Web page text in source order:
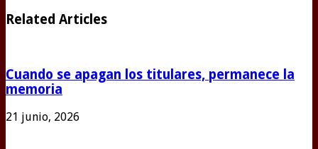
Related Articles
Cuando se apagan los titulares, permanece la
memoria
21 junio, 2026